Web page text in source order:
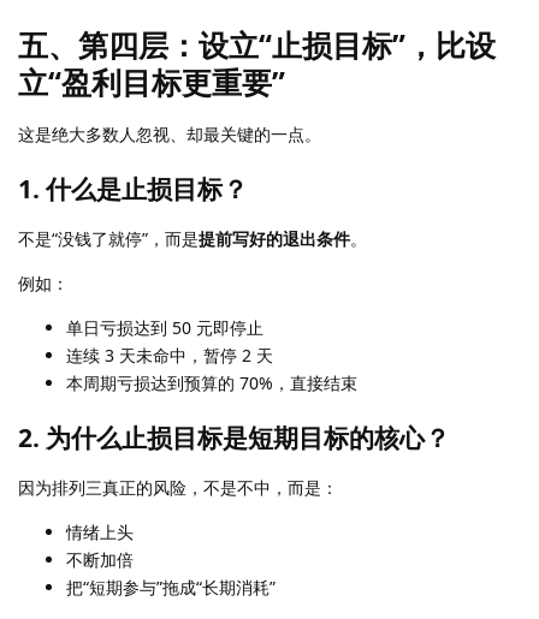
五、第四层：设立“止损目标”，比设
立“盈利目标更重要”
这是绝大多数人忽视、却最关键的一点。
1. 什么是止损目标？
不是“没钱了就停”，而是提前写好的退出条件。
例如：
单日亏损达到 50 元即停止
连续 3 天未命中，暂停 2 天
本周期亏损达到预算的 70%，直接结束
2. 为什么止损目标是短期目标的核心？
因为排列三真正的风险，不是不中，而是：
情绪上头
不断加倍
把“短期参与”拖成“长期消耗”